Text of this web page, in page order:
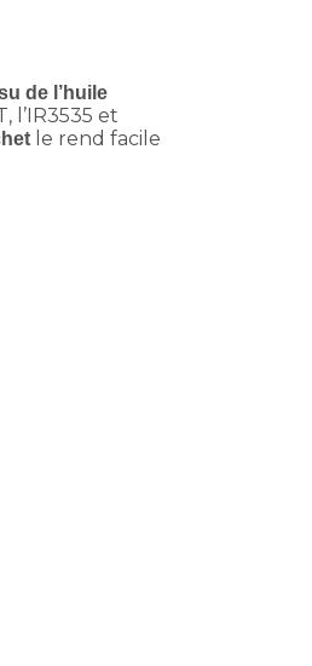
de l’huile
l’IR3535 et
le rend facile